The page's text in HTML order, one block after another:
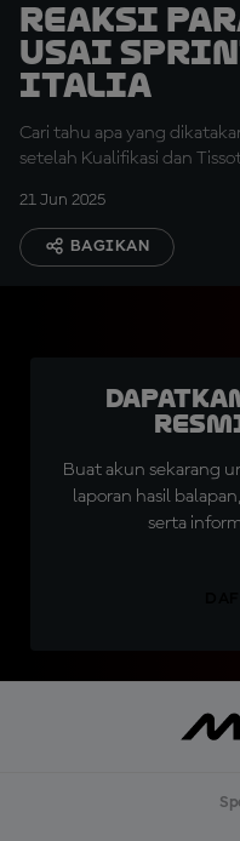
Reaksi
Usai
Italia
Cari tahu apa yang
setelah Kualifikasi dan
21 Jun 2025
BAGIKAN
Buat akun sekarang
laporan hasil
serta